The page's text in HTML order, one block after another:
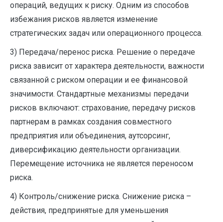
операций, ведущих к риску. Одним из способов
избежания рисков является изменение
стратегических задач или операционного процесса.
3) Передача/перенос риска. Решение о передаче
риска зависит от характера деятельности, важности
связанной с риском операции и ее финансовой
значимости. Стандартные механизмы передачи
рисков включают: страхование, передачу рисков
партнерам в рамках создания совместного
предприятия или объединения, аутсорсинг,
диверсификацию деятельности организации.
Перемещение источника не является переносом
риска.
4) Контроль/снижение риска. Снижение риска –
действия, предпринятые для уменьшения